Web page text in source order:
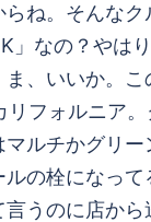
ね。そんな
なの？や
、いいか。
フォルニア
ルチかグリ
の栓になっ
うのに店か